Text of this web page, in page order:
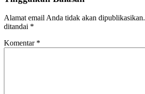
Alamat email Anda tidak akan dipublikasikan.
ditandai *
Komentar *